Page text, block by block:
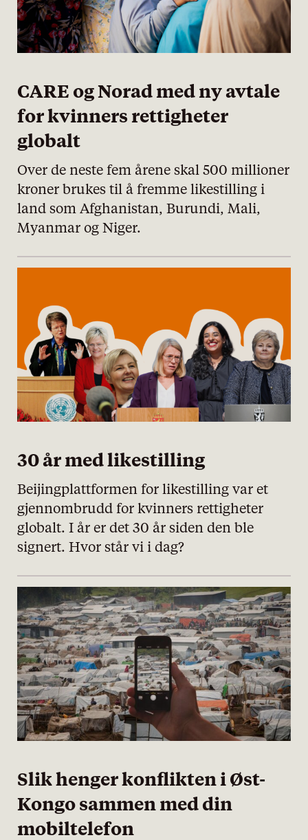
CARE og Norad med ny avtale
for kvinners rettigheter
globalt
Over de neste fem årene skal 500 millioner
kroner brukes til å fremme likestilling i
land som Afghanistan, Burundi, Mali,
Myanmar og Niger.
30 år med likestilling
Beijingplattformen for likestilling var et
gjennombrudd for kvinners rettigheter
globalt. I år er det 30 år siden den ble
signert. Hvor står vi i dag?
Slik henger konflikten i Øst-
Kongo sammen med din
mobiltelefon